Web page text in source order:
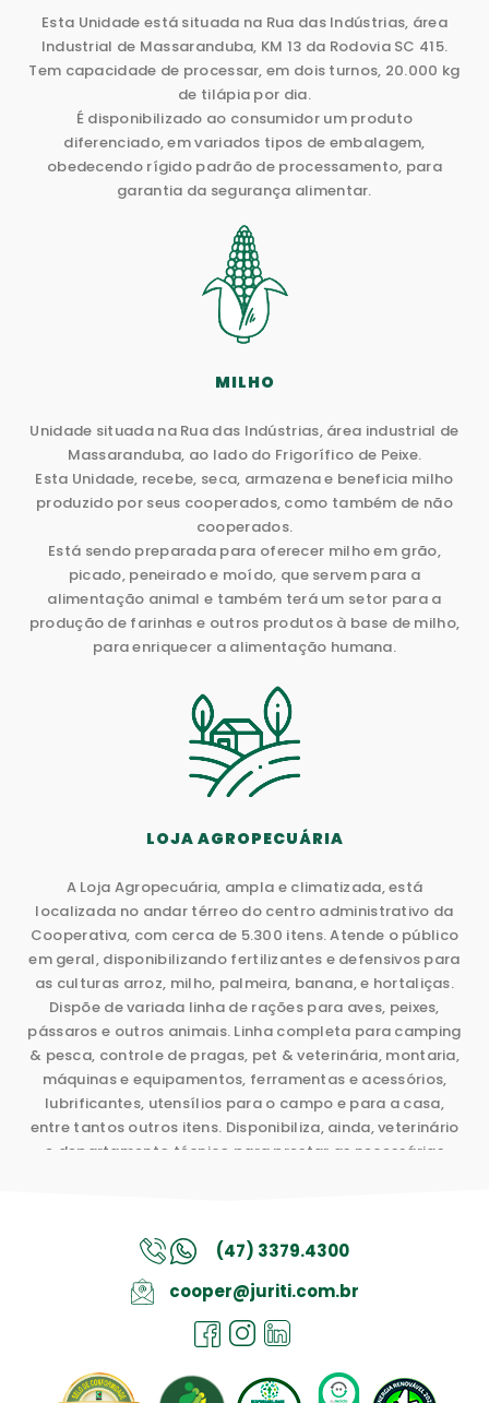
Esta Unidade está situada na Rua das Indústrias, área
Industrial de Massaranduba, KM 13 da Rodovia SC 415.
Tem capacidade de processar, em dois turnos, 20.000 kg
de tilápia por dia.
É disponibilizado ao consumidor um produto
diferenciado, em variados tipos de embalagem,
obedecendo rígido padrão de processamento, para
garantia da segurança alimentar.
MILHO
Unidade situada na Rua das Indústrias, área industrial de
Massaranduba, ao lado do Frigorífico de Peixe.
Esta Unidade, recebe, seca, armazena e beneficia milho
produzido por seus cooperados, como também de não
cooperados.
Está sendo preparada para oferecer milho em grão,
picado, peneirado e moído, que servem para a
alimentação animal e também terá um setor para a
produção de farinhas e outros produtos à base de milho,
para enriquecer a alimentação humana.
LOJA AGROPECUÁRIA
A Loja Agropecuária, ampla e climatizada, está
localizada no andar térreo do centro administrativo da
Cooperativa, com cerca de 5.300 itens. Atende o público
em geral, disponibilizando fertilizantes e defensivos para
as culturas arroz, milho, palmeira, banana, e hortaliças.
Dispõe de variada linha de rações para aves, peixes,
pássaros e outros animais. Linha completa para camping
& pesca, controle de pragas, pet & veterinária, montaria,
máquinas e equipamentos, ferramentas e acessórios,
lubrificantes, utensílios para o campo e para a casa,
entre tantos outros itens. Disponibiliza, ainda, veterinário
e departamento técnico para prestar as necessárias
(47) 3379.4300
cooper@juriti.com.br